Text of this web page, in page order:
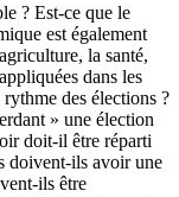
? Est-ce que le
est également
la santé,
dans les
des élections ?
» une élection
doit-il être réparti
doivent-ils avoir une
ils être